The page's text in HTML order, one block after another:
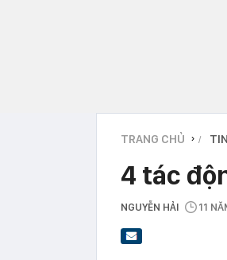
TRANG CHỦ ›
4 tác
NGUYỄN HẢI 11